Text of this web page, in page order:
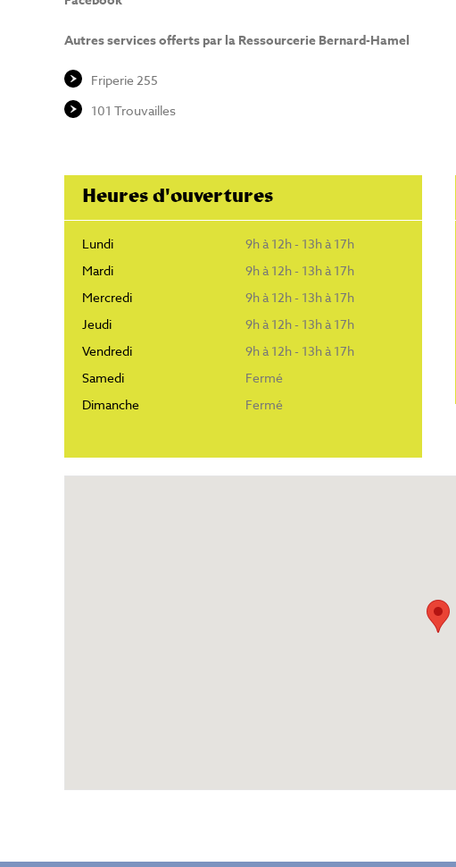
Autres services offerts par la Ressourcerie Bernard-Hamel
Friperie 255
101 Trouvailles
Heures d'ouvertures
Lundi
9h à 12h - 13h à 17h
Mardi
9h à 12h - 13h à 17h
Mercredi
9h à 12h - 13h à 17h
Jeudi
9h à 12h - 13h à 17h
Vendredi
9h à 12h - 13h à 17h
Samedi
Fermé
Dimanche
Fermé